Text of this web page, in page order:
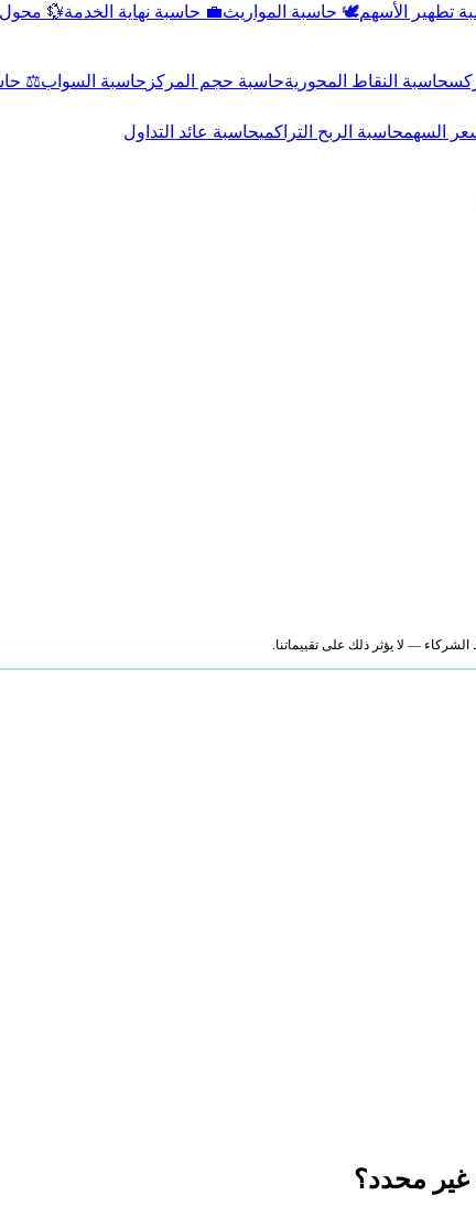
تطهير الأسهم🕊️ حاسبة المواريث💼 حاسبة نهاية الخدمة💱 محول
حاسبة النقاط المحوريةحاسبة حجم المركز حاسبة السواب⚖️
السهمحاسبة الربح التراكميحاسبة عائد التداول
— لا يؤثر ذلك على تقييماتنا.